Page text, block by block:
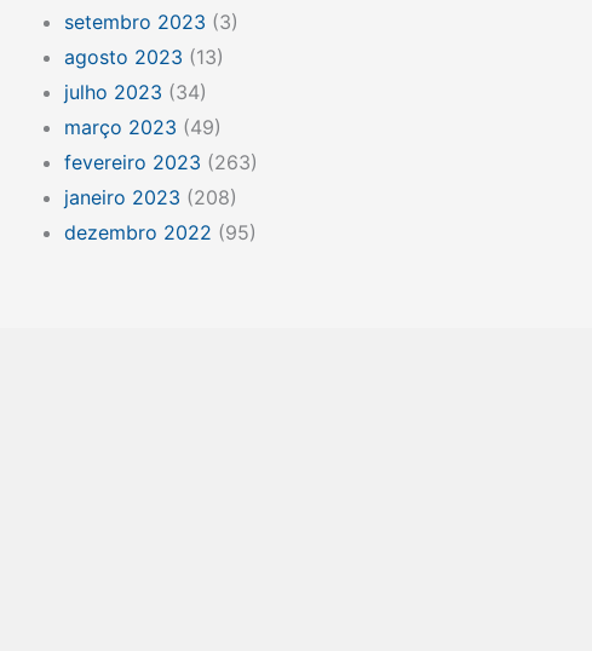
setembro 2023 (3)
agosto 2023 (13)
julho 2023 (34)
março 2023 (49)
fevereiro 2023 (263)
janeiro 2023 (208)
dezembro 2022 (95)